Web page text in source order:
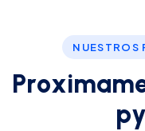
NUESTROS
Proximam
py